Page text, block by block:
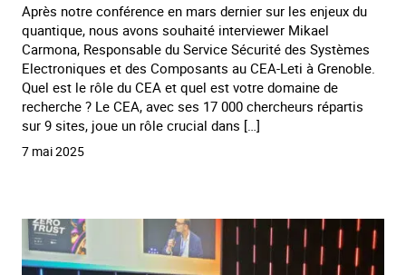
Après notre conférence en mars dernier sur les enjeux du
quantique, nous avons souhaité interviewer Mikael
Carmona, Responsable du Service Sécurité des Systèmes
Electroniques et des Composants au CEA-Leti à Grenoble.
Quel est le rôle du CEA et quel est votre domaine de
recherche ? Le CEA, avec ses 17 000 chercheurs répartis
sur 9 sites, joue un rôle crucial dans […]
7 mai 2025